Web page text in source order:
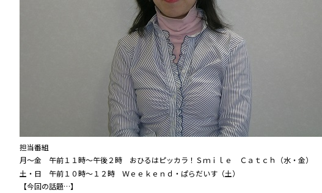
担当番組
月～金 午前１１時～午後２時 おひるはピッカラ！Ｓｍｉｌｅ Ｃａｔｃｈ（水・金）
土・日 午前１０時～１２時 Ｗｅｅｋｅｎｄ・ぱらだいす（土）
【今回の話題…】